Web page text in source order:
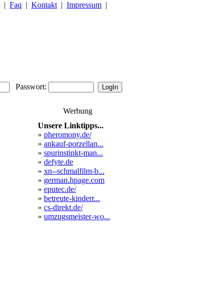
| Faq | Kontakt | Impressum |
Passwort:
Werbung
Unsere Linktipps...
» pheromony.de/
» ankauf-porzellan...
» spurinstinkt-man...
» defyte.de
» xn--schmalfilm-b...
» german.hpage.com
» eputec.de/
» betreute-kinderr...
» cs-direkt.de/
» umzugsmeister-wo...